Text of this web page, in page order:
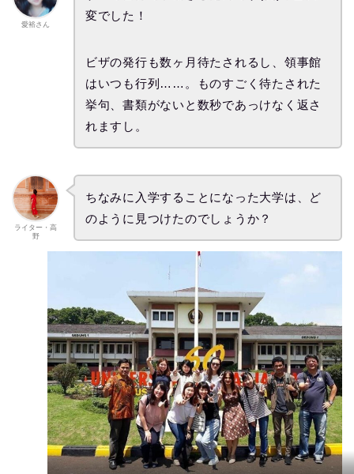
愛裕さん
変でした！
ビザの発行も数ヶ月待たされるし、領事館
はいつも行列……。ものすごく待たされた
挙句、書類がないと数秒であっけなく返さ
れますし。
ライター・高
野
ちなみに入学することになった大学は、ど
のように見つけたのでしょうか？